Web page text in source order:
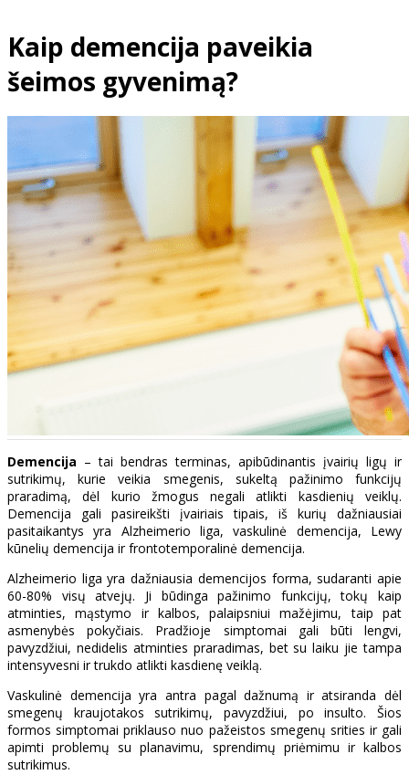
Kaip demencija paveikia
šeimos gyvenimą?
Demencija – tai bendras terminas, apibūdinantis įvairių ligų ir
sutrikimų, kurie veikia smegenis, sukeltą pažinimo funkcijų
praradimą, dėl kurio žmogus negali atlikti kasdienių veiklų.
Demencija gali pasireikšti įvairiais tipais, iš kurių dažniausiai
pasitaikantys yra Alzheimerio liga, vaskulinė demencija, Lewy
kūnelių demencija ir frontotemporalinė demencija.
Alzheimerio liga yra dažniausia demencijos forma, sudaranti apie
60-80% visų atvejų. Ji būdinga pažinimo funkcijų, tokų kaip
atminties, mąstymo ir kalbos, palaipsniui mažėjimu, taip pat
asmenybės pokyčiais. Pradžioje simptomai gali būti lengvi,
pavyzdžiui, nedidelis atminties praradimas, bet su laiku jie tampa
intensyvesni ir trukdo atlikti kasdienę veiklą.
Vaskulinė demencija yra antra pagal dažnumą ir atsiranda dėl
smegenų kraujotakos sutrikimų, pavyzdžiui, po insulto. Šios
formos simptomai priklauso nuo pažeistos smegenų srities ir gali
apimti problemų su planavimu, sprendimų priėmimu ir kalbos
sutrikimus.